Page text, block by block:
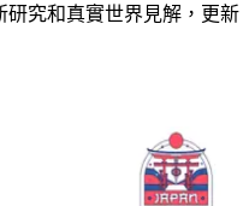
究和真實世界見解，更新